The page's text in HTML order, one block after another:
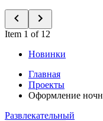
Item 1 of 12
Новинки
Главная
Проекты
Оформление
Развлекательный